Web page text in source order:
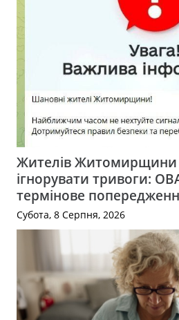
Жителів Житомирщини
ігнорувати тривоги:
термінове
Субота, 8 Серпня, 2026